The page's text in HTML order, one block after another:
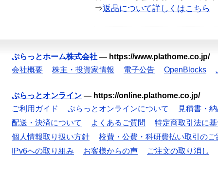
⇒返品について詳しくはこちら
ぷらっとホーム株式会社 — https://www.plathome.co.jp/
会社概要
株主・投資家情報 電子公告 OpenBlocks
ぷらっとオンライン — https://online.plathome.co.jp/
ご利用ガイド
ぷらっとオンラインについて
見積書・
配送・決済について
よくあるご質問
特定商取引法に
個人情報取り扱い方針
校費・公費・科研費払い取引のご
IPv6への取り組み
お客様からの声 ご注文の取り消し